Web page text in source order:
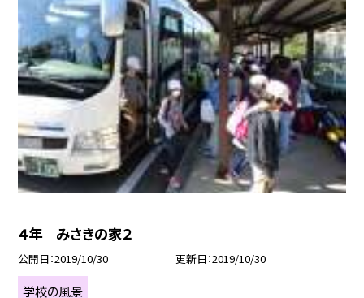
４年 みさきの家２
公開日 2019/10/30 更新日 2019/10/30
学校の風景